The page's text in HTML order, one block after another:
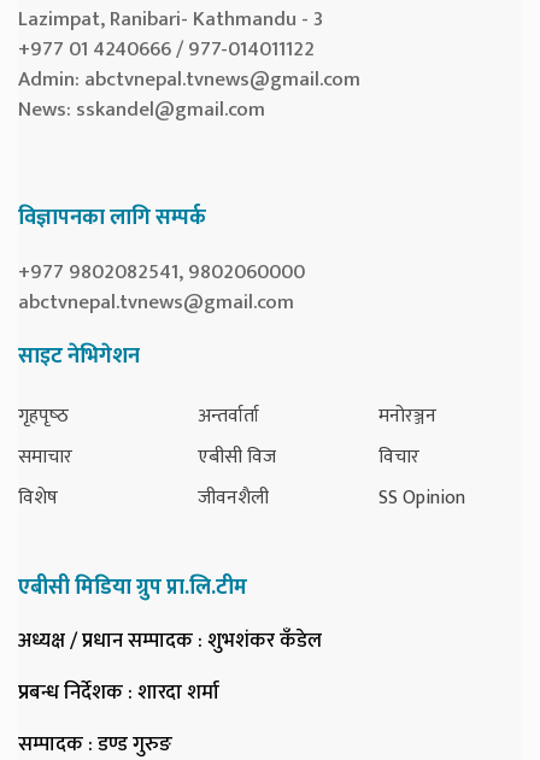
Lazimpat, Ranibari- Kathmandu - 3
+977 01 4240666 / 977-014011122
Admin: abctvnepal.tvnews@gmail.com
News: sskandel@gmail.com
विज्ञापनका लागि सम्पर्क
+977 9802082541, 9802060000
abctvnepal.tvnews@gmail.com
साइट नेभिगेशन
गृहपृष्‍ठ
समाचार
विशेष
अन्तर्वार्ता
एबीसी विज
जीवनशैली
मनोरञ्जन
विचार
SS Opinion
एबीसी मिडिया ग्रुप प्रा.लि.टीम
अध्यक्ष / प्रधान सम्पादक: शुभशंकर कँडेल
प्रबन्ध निर्देशक: शारदा शर्मा
सम्पादक: डण्ड गुरुङ